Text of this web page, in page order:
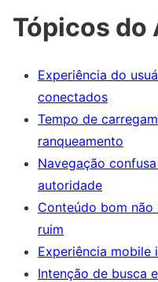
Tópicos do
Experiência do
conectados
Tempo de
ranqueamento
Navegação
autoridade
Conteúdo bom
ruim
Experiência mobile
Intenção de busca